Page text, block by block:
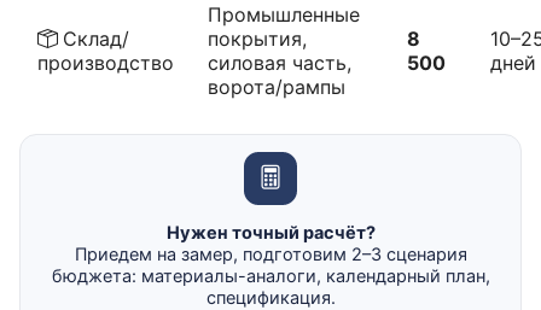
Склад/
производство
Промышленные
покрытия,
силовая часть,
ворота/рампы
8
500
дней
Нужен точный расчёт?
Приедем на замер, подготовим 2–3 сценария
бюджета: материалы-аналоги, календарный план,
спецификация.